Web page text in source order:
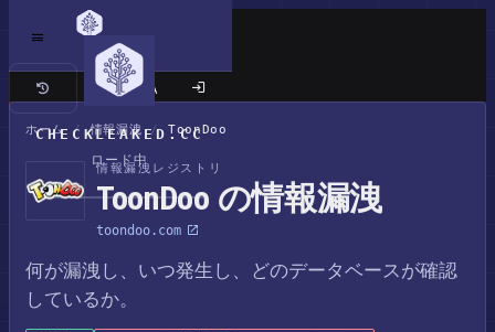
CHECKLEAKED.CC
ロード中
クラシックサイト
ホーム / 情報漏洩 / ToonDoo
情報漏洩レジストリ
ToonDoo の情報漏洩
toondoo.com
何が漏洩し、いつ発生し、どのデータベースが確認
しているか。